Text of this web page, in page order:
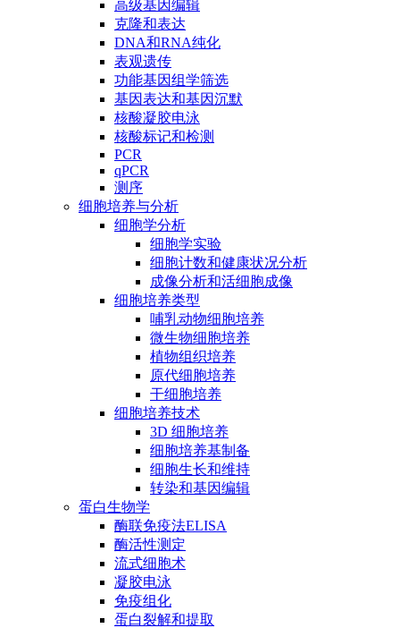
高级基因编辑
克隆和表达
DNA和RNA纯化
表观遗传
功能基因组学筛选
基因表达和基因沉默
核酸凝胶电泳
核酸标记和检测
PCR
qPCR
测序
细胞培养与分析
细胞学分析
细胞学实验
细胞计数和健康状况分析
成像分析和活细胞成像
细胞培养类型
哺乳动物细胞培养
微生物细胞培养
植物组织培养
原代细胞培养
干细胞培养
细胞培养技术
3D 细胞培养
细胞培养基制备
细胞生长和维持
转染和基因编辑
蛋白生物学
酶联免疫法ELISA
酶活性测定
流式细胞术
凝胶电泳
免疫组化
蛋白裂解和提取